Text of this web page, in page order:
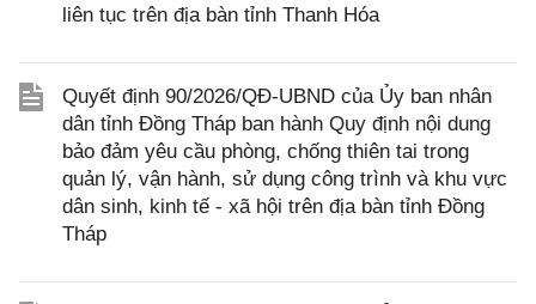
liên tục trên địa bàn tỉnh Thanh Hóa
Quyết định 90/2026/QĐ-UBND của Ủy ban nhân
dân tỉnh Đồng Tháp ban hành Quy định nội dung
bảo đảm yêu cầu phòng, chống thiên tai trong
quản lý, vận hành, sử dụng công trình và khu vực
dân sinh, kinh tế - xã hội trên địa bàn tỉnh Đồng
Tháp